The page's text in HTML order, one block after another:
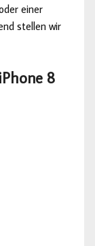
einer
stellen wir
8